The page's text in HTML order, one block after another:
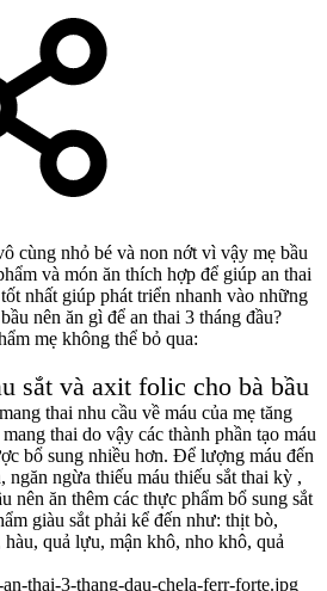
cùng nhỏ bé và non nớt vì vậy mẹ bầu
và món ăn thích hợp để giúp an thai
nhất giúp phát triển nhanh vào những
nên ăn gì để an thai 3 tháng đầu?
mẹ không thể bỏ qua:
sắt và axit folic cho bà bầu
thai nhu cầu về máu của mẹ tăng
thai do vậy các thành phần tạo máu
bổ sung nhiều hơn. Để lượng máu đến
ngừa thiếu máu thiếu sắt thai kỳ ,
nên ăn thêm các thực phẩm bổ sung sắt
giàu sắt phải kể đến như: thịt bò,
quả lựu, mận khô, nho khô, quả